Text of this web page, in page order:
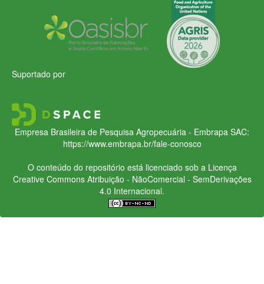
Suportado por
Empresa Brasileira de Pesquisa Agropecuária - Embrapa SAC:
https://www.embrapa.br/fale-conosco
O conteúdo do repositório está licenciado sob a Licença
Creative CommonsAtribuição - NãoComercial - SemDerivações
4.0 Internacional.